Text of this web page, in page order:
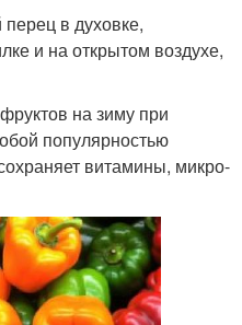
в духовке,
и на открытом воздухе,
на зиму при
популярностью
витамины, микро-